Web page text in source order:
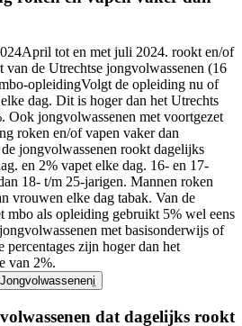
April tot en met juli 2024. rookt en/of
van de Utrechtse jongvolwassenen (16
opleidingVolgt de opleiding nu of
elke dag. Dit is hoger dan het Utrechts
Ook jongvolwassenen met voortgezet
roken en/of vapen vaker dan
jongvolwassenen rookt dagelijks
en 2% vapet elke dag. 16- en 17-
18- t/m 25-jarigen. Mannen roken
vrouwen elke dag tabak. Van de
mbo als opleiding gebruikt 5% wel eens
met basisonderwijs of
zijn hoger dan het
van 2%.
i
dat dagelijks rookt